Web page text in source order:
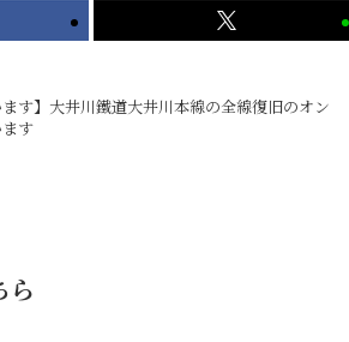
ます】大井川鐵道大井川本線の全線復旧のオン
す
ら